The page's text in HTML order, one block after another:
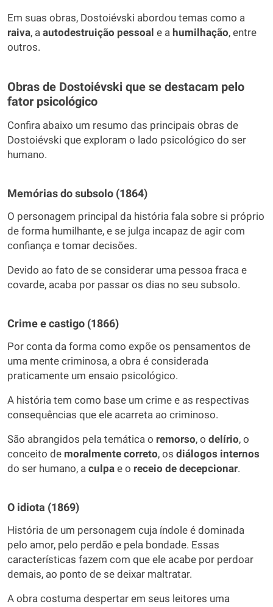
Em suas obras, Dostoiévski abordou temas como a
raiva, a autodestruição pessoal e a humilhação, entre
outros.
Obras de Dostoiévski que se destacam pelo
fator psicológico
Confira abaixo um resumo das principais obras de
Dostoiévski que exploram o lado psicológico do ser
humano.
Memórias do subsolo (1864)
O personagem principal da história fala sobre si próprio
de forma humilhante, e se julga incapaz de agir com
confiança e tomar decisões.
Devido ao fato de se considerar uma pessoa fraca e
covarde, acaba por passar os dias no seu subsolo.
Crime e castigo (1866)
Por conta da forma como expõe os pensamentos de
uma mente criminosa, a obra é considerada
praticamente um ensaio psicológico.
A história tem como base um crime e as respectivas
consequências que ele acarreta ao criminoso.
São abrangidos pela temática o remorso, o delírio, o
conceito de moralmente correto, os diálogos internos
do ser humano, a culpa e o receio de decepcionar.
O idiota (1869)
História de um personagem cuja índole é dominada
pelo amor, pelo perdão e pela bondade. Essas
características fazem com que ele acabe por perdoar
demais, ao ponto de se deixar maltratar.
A obra costuma despertar em seus leitores uma